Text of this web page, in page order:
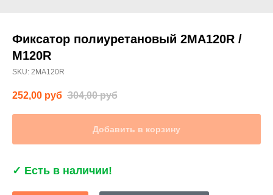
Фиксатор полиуретановый 2MA120R /
M120R
SKU: 2MA120R
252,00 руб 304,00 руб
Добавить в корзину
✓ Есть в наличии!